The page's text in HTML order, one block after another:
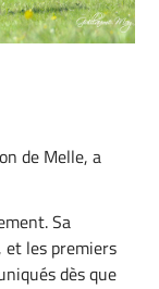
de Melle, a
Sa
et les premiers
dès que